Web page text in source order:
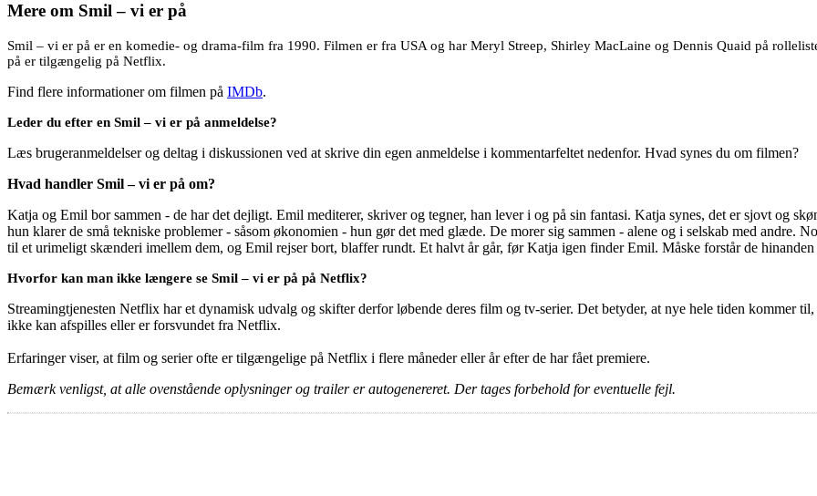
Mere om Smil – vi er på
Smil – vi er på er en komedie- og drama-film fra 1990. Filmen er fra USA og har Meryl Streep, Shirley MacLaine og Dennis Quaid på
på er tilgængelig på Netflix.
Find flere informationer om filmen på IMDb.
Leder du efter en Smil – vi er på anmeldelse?
Læs brugeranmeldelser og deltag i diskussionen ved at skrive din egen anmeldelse i kommentarfeltet nedenfor. Hvad synes du om filmen?
Hvad handler Smil – vi er på om?
Katja og Emil bor sammen - de har det dejligt. Emil mediterer, skriver og tegner, han lever i og på sin fantasi. Katja synes, det er sjovt og
hun klarer de små tekniske problemer - såsom økonomien - hun gør det med glæde. De morer sig sammen - alene og i selskab med andre.
til et urimeligt skænderi imellem dem, og Emil rejser bort, blaffer rundt. Et halvt år går, før Katja igen finder Emil. Måske forstår de hinanden
Hvorfor kan man ikke længere se Smil – vi er på på Netflix?
Streamingtjenesten Netflix har et dynamisk udvalg og skifter derfor løbende deres film og tv-serier. Det betyder, at nye hele tiden kommer
ikke kan afspilles eller er forsvundet fra Netflix.
Erfaringer viser, at film og serier ofte er tilgængelige på Netflix i flere måneder eller år efter de har fået premiere.
Bemærk venligst, at alle ovenstående oplysninger og trailer er autogenereret. Der tages forbehold for eventuelle fejl.